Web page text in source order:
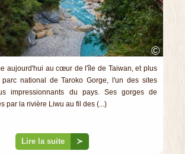
©
aujourd'hui au cœur de l'île de Taiwan, et plus
parc national de Taroko Gorge, l'un des sites
impressionnants du pays. Ses gorges de
par la rivière Liwu au fil des (...)
Lire la suite ≻